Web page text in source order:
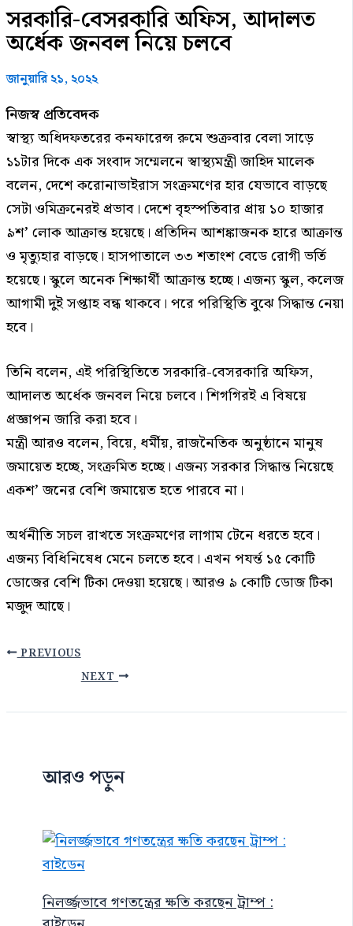
সরকারি-বেসরকারি অফিস, আদালত
অর্ধেক জনবল নিয়ে চলবে
জানুয়ারি ২১, ২০২২
নিজস্ব প্রতিবেদক
স্বাস্থ্য অধিদফতরের কনফারেন্স রুমে শুক্রবার বেলা সাড়ে
১১টার দিকে এক সংবাদ সম্মেলনে স্বাস্থ্যমন্ত্রী জাহিদ মালেক
বলেন, দেশে করোনাভাইরাস সংক্রমণের হার যেভাবে বাড়ছে
সেটা ওমিক্রনেরই প্রভাব। দেশে বৃহস্পতিবার প্রায় ১০ হাজার
৯শ’ লোক আক্রান্ত হয়েছে। প্রতিদিন আশঙ্কাজনক হারে আক্রান্ত
ও মৃত্যুহার বাড়ছে। হাসপাতালে ৩৩ শতাংশ বেডে রোগী ভর্তি
হয়েছে। স্কুলে অনেক শিক্ষার্থী আক্রান্ত হচ্ছে। এজন্য স্কুল, কলেজ
আগামী দুই সপ্তাহ বন্ধ থাকবে। পরে পরিস্থিতি বুঝে সিদ্ধান্ত নেয়া
হবে।
তিনি বলেন, এই পরিস্থিতিতে সরকারি-বেসরকারি অফিস,
আদালত অর্ধেক জনবল নিয়ে চলবে। শিগগিরই এ বিষয়ে
প্রজ্ঞাপন জারি করা হবে।
মন্ত্রী আরও বলেন, বিয়ে, ধর্মীয়, রাজনৈতিক অনুষ্ঠানে মানুষ
জমায়েত হচ্ছে, সংক্রমিত হচ্ছে। এজন্য সরকার সিদ্ধান্ত নিয়েছে
একশ’ জনের বেশি জমায়েত হতে পারবে না।
অর্থনীতি সচল রাখতে সংক্রমণের লাগাম টেনে ধরতে হবে।
এজন্য বিধিনিষেধ মেনে চলতে হবে। এখন পযর্ন্ত ১৫ কোটি
ডোজের বেশি টিকা দেওয়া হয়েছে। আরও ৯ কোটি ডোজ টিকা
মজুদ আছে।
PREVIOUS
NEXT
আরও পড়ুন
নিলর্জ্জভাবে গণতন্ত্রের ক্ষতি করছেন ট্রাম্প :